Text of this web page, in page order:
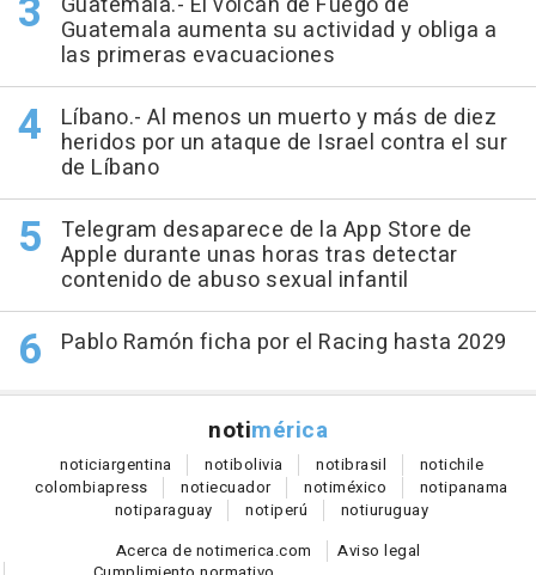
Guatemala aumenta su actividad y obliga a
las primeras evacuaciones
Líbano.- Al menos un muerto y más de diez
heridos por un ataque de Israel contra el sur
de Líbano
Telegram desaparece de la App Store de
Apple durante unas horas tras detectar
contenido de abuso sexual infantil
Pablo Ramón ficha por el Racing hasta 2029
notimérica
noticiargentina notibolivia notibrasil notichile
colombiapress notiecuador notiméxico notipanama
notiparaguay notiperú notiuruguay
Acerca de notimerica.com
Aviso legal